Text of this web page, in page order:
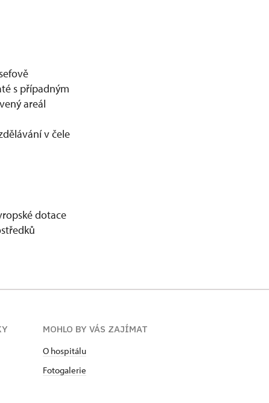
s případným
areál
v čele
dotace
MOHLO BY VÁS ZAJÍMAT
O hospitálu
Fotogalerie